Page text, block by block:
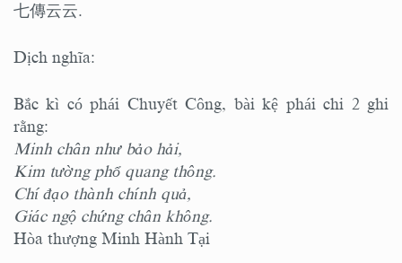
七傳云云.
Dịch nghĩa:
Bắc kì có phái Chuyết Công, bài kệ phái chi 2 ghi
rằng:
Minh chân như bảo hải,
Kim tường phổ quang thông.
Chí đạo thành chính quả,
Giác ngộ chứng chân không.
Hòa thượng Minh Hành Tại